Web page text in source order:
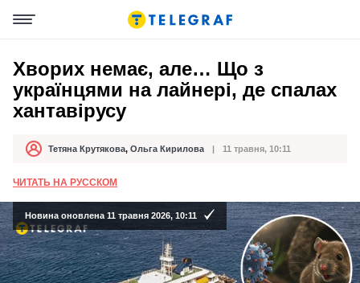
Хворих немає, але… Що з
українцями на лайнері, де спалах
хантавірусу
АвторТетяна Крутякова, Ольга Кирилова
Дата публікації 11 травня, 10:11
ЧИТАТЬ НА РУССКОМ
Новина оновлена 11 травня 2026, 10:11